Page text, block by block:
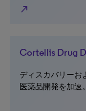
north_east
Cortellis Drug
ディスカバリーお
医薬品開発を加速。